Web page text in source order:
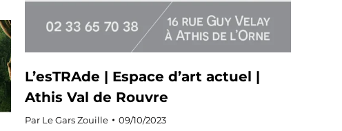
L’esTRAde | Espace d’art actuel |
Athis Val de Rouvre
Par Le Gars Zouille 09/10/2023